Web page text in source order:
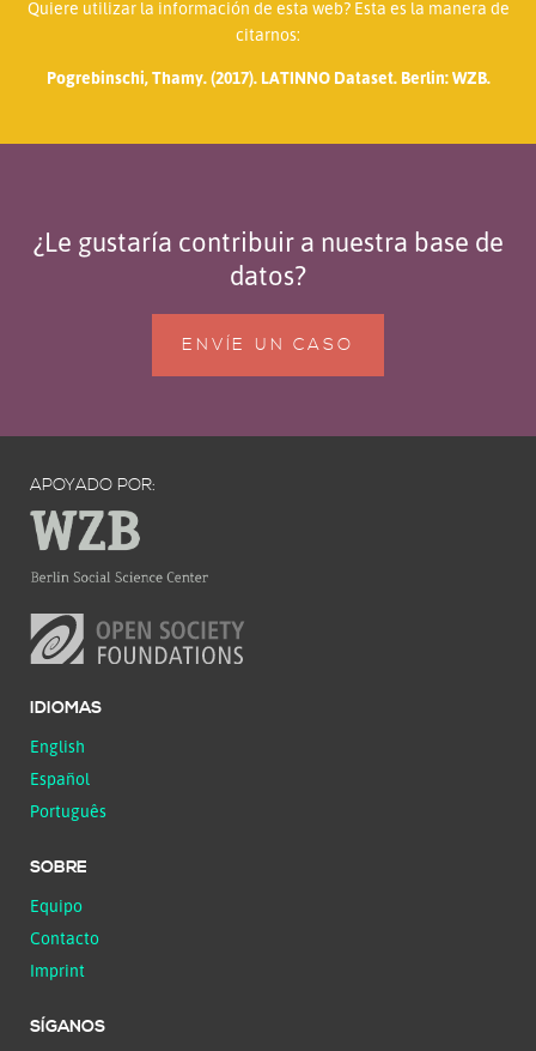
Quiere utilizar la información de esta web? Esta es la manera de
citarnos:
Pogrebinschi, Thamy. (2017). LATINNO Dataset. Berlin: WZB.
¿Le gustaría contribuir a nuestra base de
datos?
ENVÍE UN CASO
APOYADO POR:
IDIOMAS
English
Español
Português
SOBRE
Equipo
Contacto
Imprint
SÍGANOS